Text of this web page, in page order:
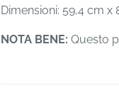
Dimensioni: 59,4 cm x
NOTA BENE: Questo